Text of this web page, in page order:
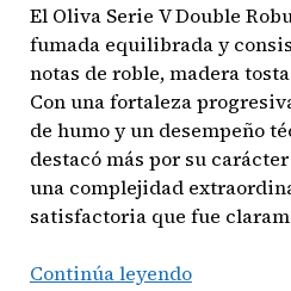
El Oliva Serie V Double
fumada equilibrada y
notas de roble, madera
Con una fortaleza
de humo y un desempeño
destacó más por su
una complejidad
satisfactoria que fue
Continúa leyendoOliva